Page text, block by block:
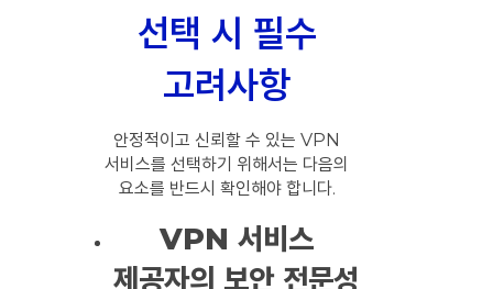
선택 시 필수
고려사항
안정적이고 신뢰할 수 있는 VPN
서비스를 선택하기 위해서는 다음의
요소를 반드시 확인해야 합니다.
VPN 서비스
제공자의 보안 전문성